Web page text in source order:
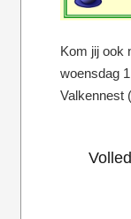
Kom jij ook
woensdag
Valkennest